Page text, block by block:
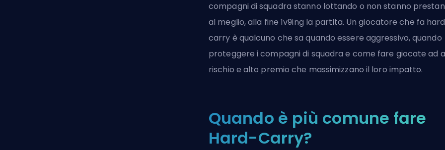
compagni di squadra stanno lottando o non stanno
al meglio, alla fine1v9ing la partita. Un giocatore che fa
carry è qualcuno che sa quando essere aggressivo, quando
proteggere i compagni di squadra e come fare giocate ad
rischio e alto premio che massimizzano il loro impatto.
Quando è più comune fare
Hard-Carry?